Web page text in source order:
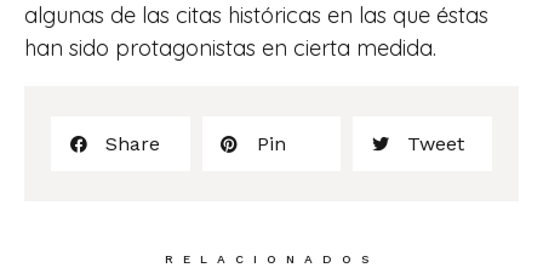
algunas de las citas históricas en las que éstas
han sido protagonistas en cierta medida.
Share Pin Tweet
RELACIONADOS